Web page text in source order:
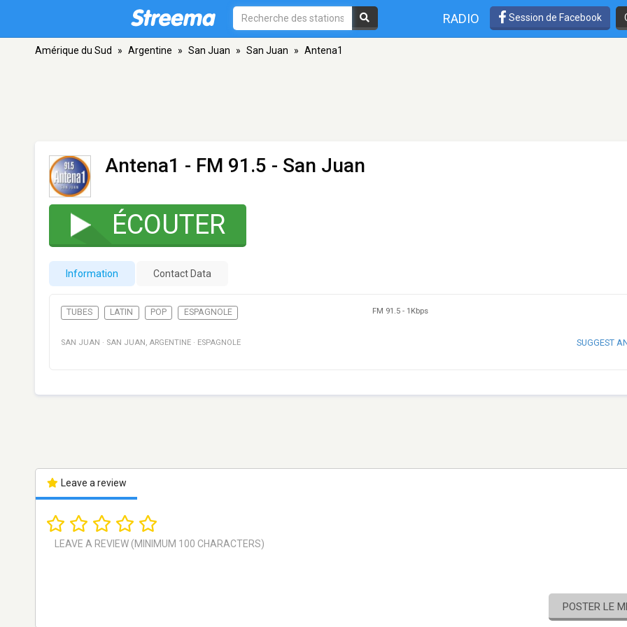
RADIO Session de Facebook
Amérique du Sud » Argentine » San Juan » San Juan » Antena1
Antena1 - FM 91.5 - San Juan
ÉCOUTER
Information Contact Data
TUBES LATIN POP ESPAGNOLE FM 91.5 - 1Kbps
SAN JUAN · SAN JUAN , ARGENTINE · ESPAGNOLE SUGGEST
Leave a review
POSTER LE